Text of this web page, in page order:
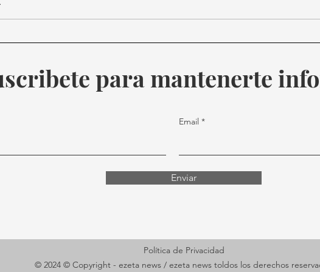
para mantenerte
Email
Enviar
Política de Privacidad
© 2024 © Copyright - ezeta news / ezeta news toldos los derechos